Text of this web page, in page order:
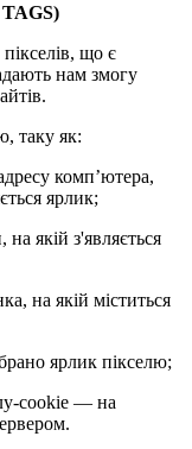
TAGS)
що є
нам змогу
таку як:
комп’ютера,
ярлик;
якій з'являється
на якій міститься
ярлик пікселю;
cookie — на